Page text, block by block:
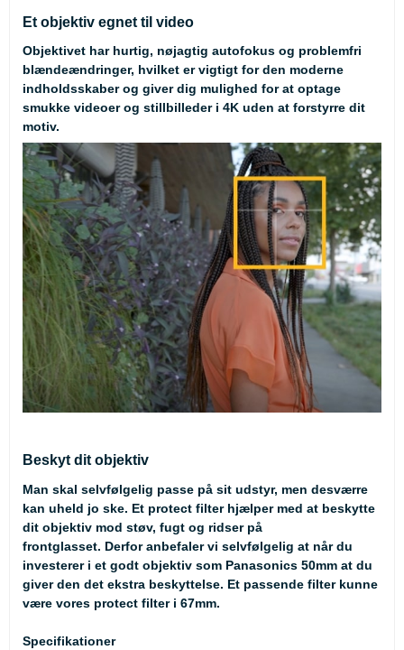
Et objektiv egnet til video
Objektivet har hurtig, nøjagtig autofokus og problemfri
blændeændringer, hvilket er vigtigt for den moderne
indholdsskaber og giver dig mulighed for at optage
smukke videoer og stillbilleder i 4K uden at forstyrre dit
motiv.
Beskyt dit objektiv
Man skal selvfølgelig passe på sit udstyr, men desværre
kan uheld jo ske. Et protect filter hjælper med at beskytte
dit objektiv mod støv, fugt og ridser på
frontglasset. Derfor anbefaler vi selvfølgelig at når du
investerer i et godt objektiv som Panasonics 50mm at du
giver den det ekstra beskyttelse. Et passende filter kunne
være vores protect filter i 67mm.
Specifikationer